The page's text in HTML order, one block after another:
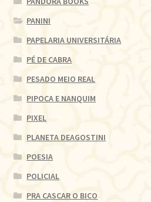
PANINI
PAPELARIA UNIVERSITÁRIA
PÉ DE CABRA
PESADO MEIO REAL
PIPOCA E NANQUIM
PIXEL
PLANETA DEAGOSTINI
POESIA
POLICIAL
PRA CASCAR O BICO